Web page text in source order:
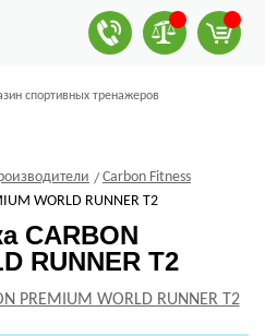
спортивных тренажеров
Carbon Fitness
WORLD RUNNER T2
CARBON
RUNNER T2